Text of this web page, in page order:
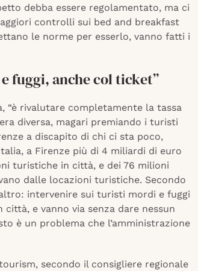
debba essere regolamentato, ma ci
controlli sui bed and breakfast
le norme per esserlo, vanno fatti i
fuggi, anche col ticket”
rivalutare completamente la tassa
diversa, magari premiando i turisti
a discapito di chi ci sta poco,
a Firenze più di 4 miliardi di euro
turistiche in città, e dei 76 milioni
dalle locazioni turistiche. Secondo
intervenire sui turisti mordi e fuggi
e vanno via senza dare nessun
è un problema che l’amministrazione
secondo il consigliere regionale